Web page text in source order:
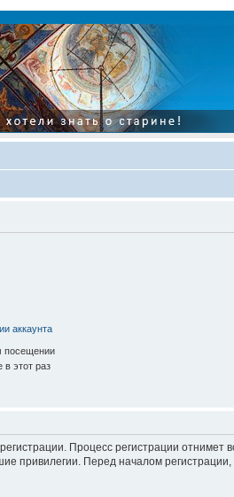
аккаунта
посещении
этот раз
Процесс регистрации
привилегии. Перед началом